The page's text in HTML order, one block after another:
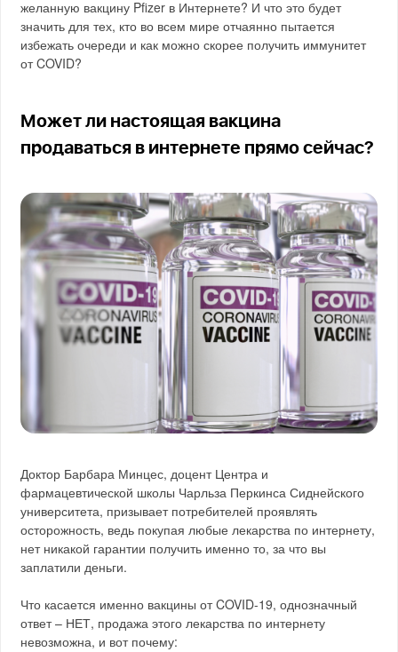
желанную вакцину Pfizer в Интернете? И что это будет
значить для тех, кто во всем мире отчаянно пытается
избежать очереди и как можно скорее получить иммунитет
от COVID?
Может ли настоящая вакцина
продаваться в интернете прямо сейчас?
Доктор Барбара Минцес, доцент Центра и
фармацевтической школы Чарльза Перкинса Сиднейского
университета, призывает потребителей проявлять
осторожность, ведь покупая любые лекарства по интернету,
нет никакой гарантии получить именно то, за что вы
заплатили деньги.
Что касается именно вакцины от COVID-19, однозначный
ответ – НЕТ, продажа этого лекарства по интернету
невозможна, и вот почему: